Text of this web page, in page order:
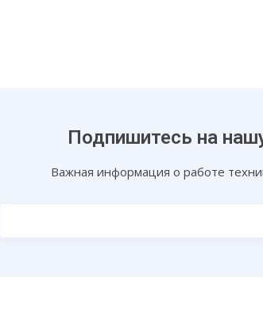
Подпишитесь на
Важная информация о работе